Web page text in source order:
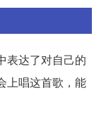
表达了对自己的
上唱这首歌，能